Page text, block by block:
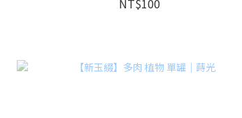
NT$100